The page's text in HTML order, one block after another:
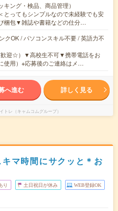
ング・検品、商品管理）
とってもシンプルなので未経験でも安
梱包▼雑誌や書籍などの仕分…
クOK / パソコンスキル不要 / 英語力不
迎☆）▼高校生不可▼携帯電話をお
使用）※応募後のご連絡はメ…
へ進む 詳しく見る
トレ（キャムコムグループ）
キマ時間にサクッと＊お
り 土日祝日が休み WEB登録OK